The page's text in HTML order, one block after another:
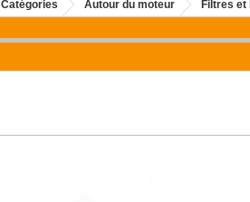
Catégories Autour du moteur Filtres et